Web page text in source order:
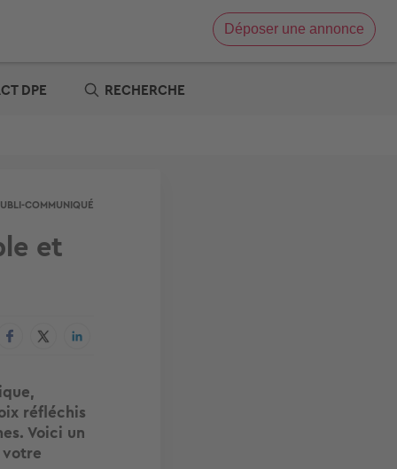
Déposer une annonce
DPE RECHERCHE
COMMUNIQUÉ
et
réfléchis
Voici un